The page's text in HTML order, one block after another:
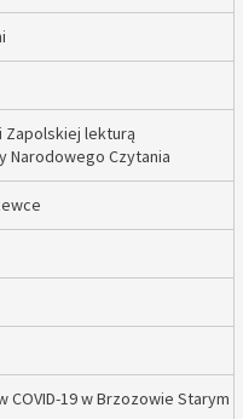
Zapolskiej lekturą
Narodowego Czytania
19 w Brzozowie Starym